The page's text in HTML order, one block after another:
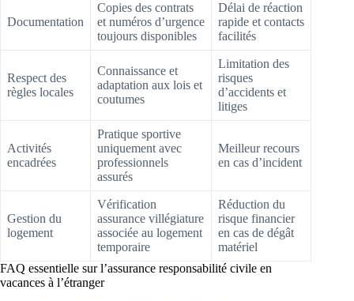
Documentation
Copies des contrats
et numéros d’urgence
toujours disponibles
Délai de réaction
rapide et contacts
facilités
Respect des
règles locales
Connaissance et
adaptation aux lois et
coutumes
Limitation des
risques
d’accidents et
litiges
Activités
encadrées
Pratique sportive
uniquement avec
professionnels
assurés
Meilleur recours
en cas d’incident
Gestion du
logement
Vérification
assurance villégiature
associée au logement
temporaire
Réduction du
risque financier
en cas de dégât
matériel
FAQ essentielle sur l’assurance responsabilité civile en
vacances à l’étranger